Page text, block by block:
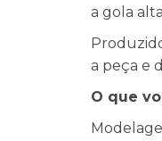
a gola
a peça e
O que